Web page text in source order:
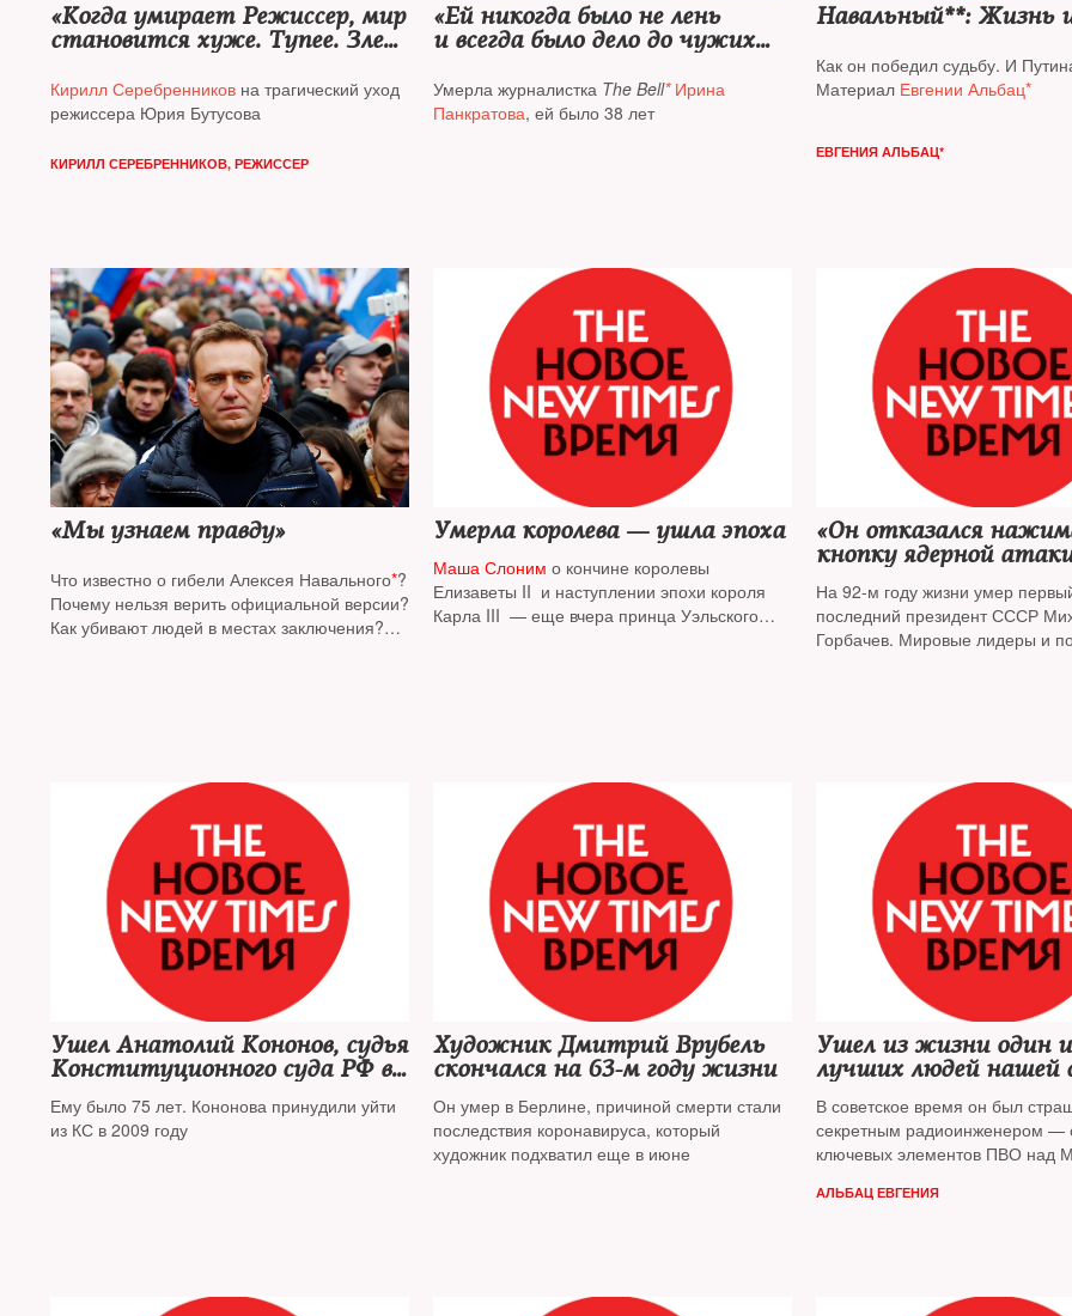
«Когда умирает Режиссер, мир
становится хуже. Тупее. Злее.
Бессмысленнее...»
Кирилл Серебренников на трагический уход
режиссера Юрия Бутусова
КИРИЛЛ СЕРЕБРЕННИКОВ, РЕЖИССЕР
«Ей никогда было не лень
и всегда было дело до чужих
чтобы люди были вместе,
а не порознь»
Умерла журналистка The Bell* Ирина
Панкратова, ей было 38 лет
Навальный**: Жизнь
Как он победил судьбу. И
Материал Евгении Альбац*
ЕВГЕНИЯ АЛЬБАЦ*
«Мы узнаем правду»
Что известно о гибели Алексея Навального*?
Почему нельзя верить официальной версии?
Как убивают людей в местах заключения?
Умерла королева — ушла эпоха
Маша Слоним о кончине королевы
Елизаветы II и наступлении эпохи короля
Карла III — еще вчера принца Уэльского
«Он отказался
кнопку ядерной
тренировках»
На 92-м году жизни умер
последний президент СССР
Горбачев. Мировые лидеры и
Михаила Горбачева. Прощание
назначили на эту субботу
Ушел Анатолий Кононов, судья
Конституционного суда РФ в
отставке, честный,
отважный, замечательный
человек
Ему было 75 лет. Кононова принудили уйти
из КС в 2009 году
Художник Дмитрий Врубель
скончался на 63-м году жизни
Он умер в Берлине, причиной смерти стали
последствия коронавируса, который
художник подхватил еще в июне
Ушел из жизни один
лучших людей нашей
— Дмитрий
В советское время он был
секретным радиоинженером —
ключевых элементов ПВО над
основателем компании
благотворительность 12
АЛЬБАЦ ЕВГЕНИЯ